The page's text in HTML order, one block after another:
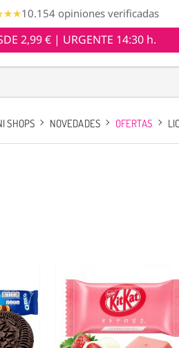
10.154 opiniones verificadas
2,99 € | URGENTE 14:30 h.
SHOPS NOVEDADES OFERTAS